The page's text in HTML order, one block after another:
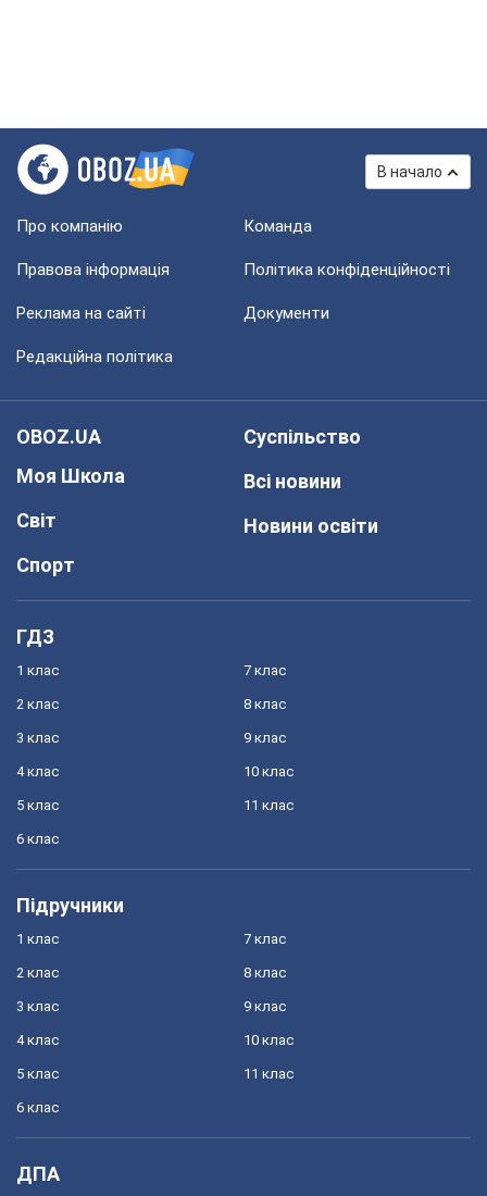
В начало
Про компанію Команда
Правова інформація Політика конфіденційності
Реклама на сайті Документи
Редакційна політика
OBOZ.UA
Моя Школа
Світ
Спорт
Суспільство
Всі новини
Новини освіти
ГДЗ
1 клас
2 клас
3 клас
4 клас
5 клас
6 клас
7 клас
8 клас
9 клас
10 клас
11 клас
Підручники
1 клас
2 клас
3 клас
4 клас
5 клас
6 клас
7 клас
8 клас
9 клас
10 клас
11 клас
ДПА